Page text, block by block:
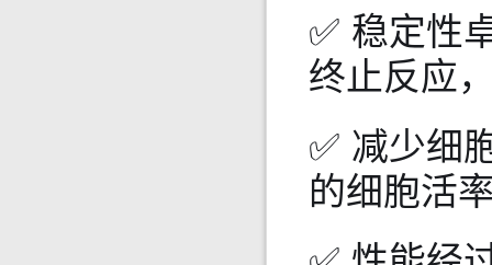
✅ 稳定性
终止反应
✅ 减少细
的细胞活